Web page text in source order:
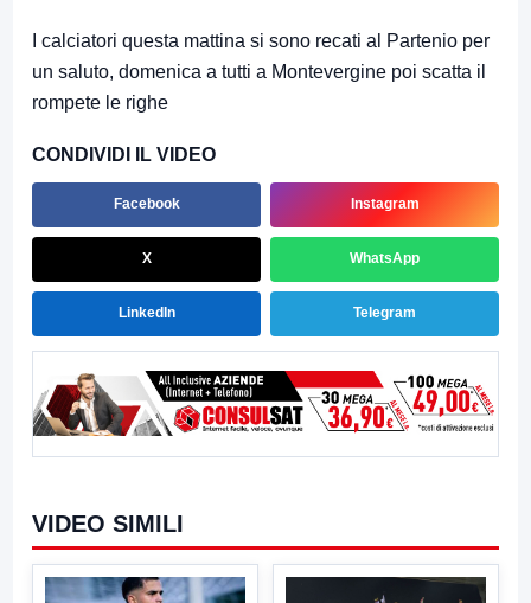
I calciatori questa mattina si sono recati al Partenio per
un saluto, domenica a tutti a Montevergine poi scatta il
rompete le righe
CONDIVIDI IL VIDEO
Facebook Instagram
X WhatsApp
LinkedIn Telegram
VIDEO SIMILI